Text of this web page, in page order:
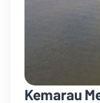
Kemarau